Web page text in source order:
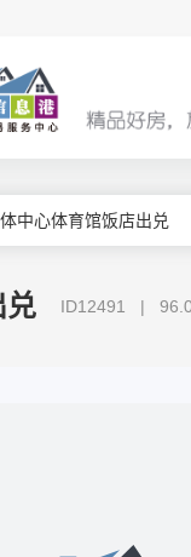
中心体育馆饭店出兑
兑 ID12491 |